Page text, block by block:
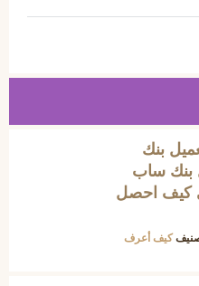
بنك
بنك ساب
كيف احصل
كيف أعرف